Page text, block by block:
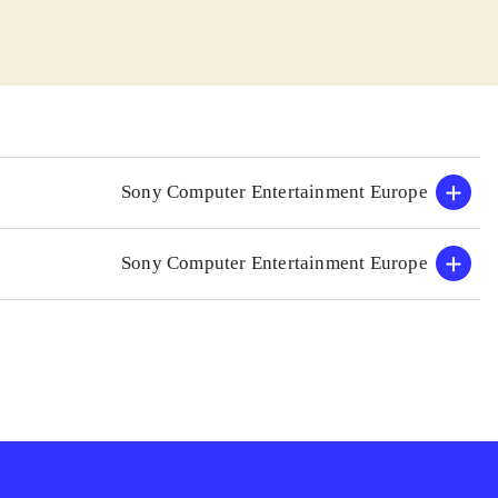
der
supersoniske
& Daxter"-
Sony Computer Entertainment Europe
Sony Computer Entertainment Europe